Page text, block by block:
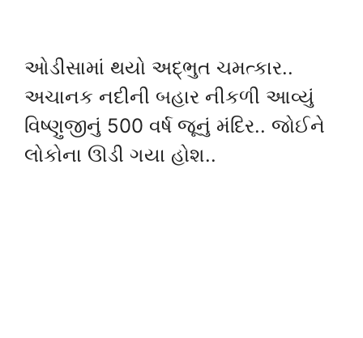
ઓડીસામાં થયો અદ્ભુત ચમત્કાર..
અચાનક નદીની બહાર નીકળી આવ્યું
વિષ્ણુજીનું 500 વર્ષ જૂનું મંદિર.. જોઈને
લોકોના ઊડી ગયા હોશ..